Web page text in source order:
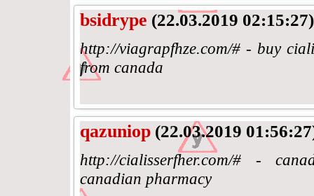
bsidrype (22.03.2019 02:15:27)
http://viagrapfhze.com/# - buy
from canada
qazuniop (22.03.2019
http://cialisserfher.com/# -
canadian pharmacy